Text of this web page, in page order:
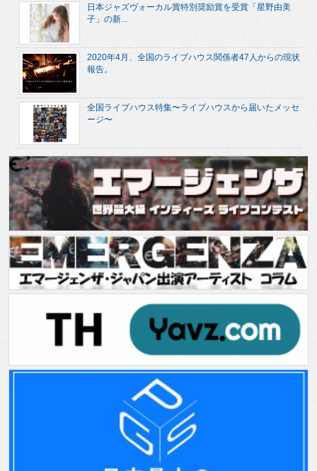
日本ジャズヴォーカル賞特別奨励賞を受賞「星野由美
子」の新...
2020年4月、全国のライブハウス関係者47人からの現状
報告。
全国ライブハウス特集〜ライブハウスから届いたメッセ
ージ〜